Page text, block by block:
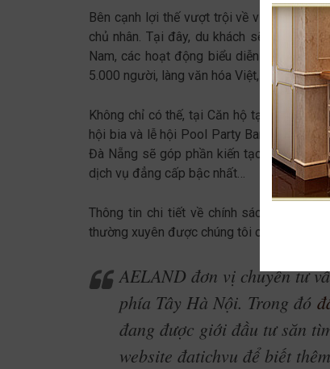
Bên cạnh lợi thế vượt trội về vị trí, Coco
chủ nhân. Tại đây, du khách sẽ được
Nam, các hoạt động biểu diễn nghệ
5.000 người, làng văn hóa Việt, chợ đêm,
Không chỉ có thế, tại Căn hộ tại Cocobay
hội bia và lễ hội Pool Party Bar, sân khấu
Đà Nẵng sẽ góp phần kiến tạo một thành
dịch vụ đẳng cấp bậc nhất…
Thông tin chi tiết về chính sách ưu đãi,
thường xuyên được chúng tôi cập nhật
AELAND đơn vị chuyên tư
phía Tây Hà Nội. Trong đó
đang được giới đầu tư săn
website đatichvu để biết